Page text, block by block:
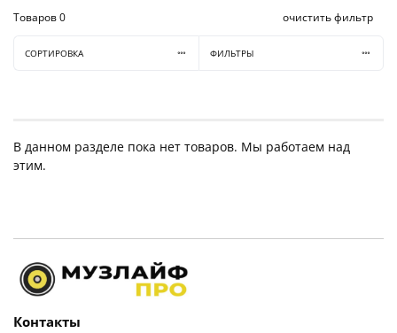
Товаров0 очистить фильтр
СОРТИРОВКА ФИЛЬТРЫ
В данном разделе пока нет товаров. Мы работаем над
этим.
Контакты